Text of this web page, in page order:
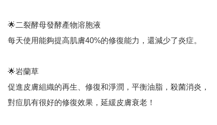
🌟二裂酵母發酵產物溶胞液
每天使用能夠提高肌膚40%的修復能力，還減少了炎症。
🌟岩蘭草
促進皮膚組織的再生、修復和淨潤，平衡油脂，殺菌消炎，
對痘肌有很好的修復效果，延緩皮膚衰老！